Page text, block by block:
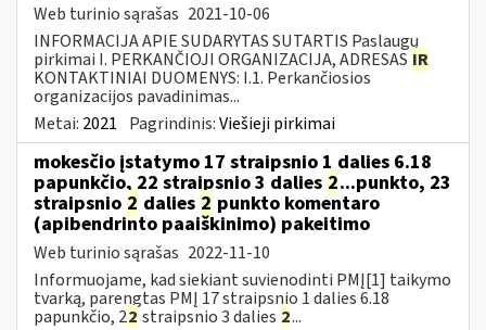
Web turinio sąrašas 2021-10-06
INFORMACIJA APIE SUDARYTAS SUTARTIS Paslaugų
pirkimai I. PERKANČIOJI ORGANIZACIJA, ADRESAS IR
KONTAKTINIAI DUOMENYS: I.1. Perkančiosios
organizacijos pavadinimas...
Metai: 2021 Pagrindinis:Viešieji pirkimai
mokesčio įstatymo 17 straipsnio 1 dalies 6.18
papunkčio, 22 straipsnio 3 dalies 2...punkto, 23
straipsnio 2 dalies 2 punkto komentaro
(apibendrinto paaiškinimo) pakeitimo
Web turinio sąrašas 2022-11-10
Informuojame, kad siekiant suvienodinti PMĮ[1] taikymo
tvarką, parengtas PMĮ 17 straipsnio 1 dalies 6.18
papunkčio, 22 straipsnio 3 dalies 2...